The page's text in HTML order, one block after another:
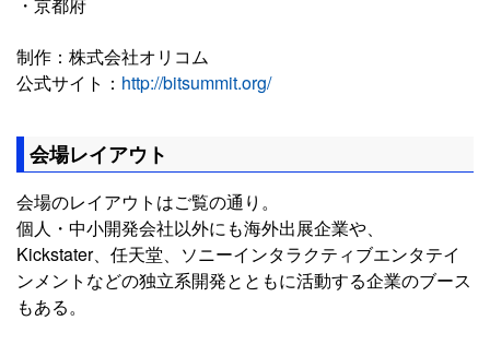
制作：株式会社オリコム
公式サイト： http://bitsummit.org/
会場レイアウト
会場のレイアウトはご覧の通り。
個人・中小開発会社以外にも海外出展企業や、
Kickstater、任天堂、ソニーインタラクティブエンタテイ
ンメントなどの独立系開発とともに活動する企業のブース
もある。